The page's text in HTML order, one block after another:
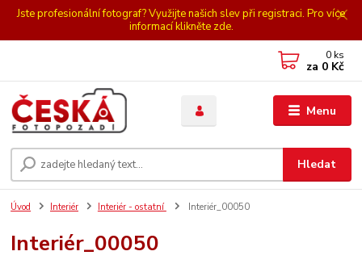
Jste profesionální fotograf? Využijte našich slev při registraci. Pro více
informací klikněte zde.
Menu
Hledat
0 ks
za 0 Kč
Úvod Interiér Interiér - ostatní Interiér_00050
Interiér_00050